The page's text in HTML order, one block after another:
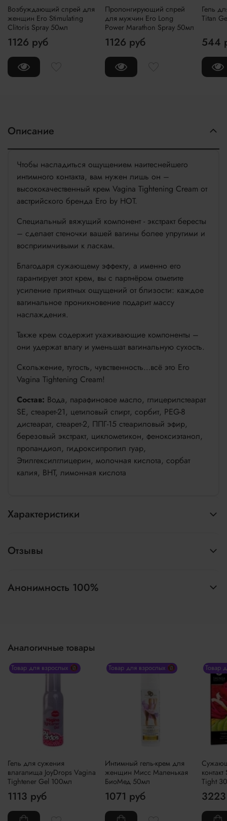
Возбуждающий спрей для
женщин Ero Stimulating
Clitoris Spray 50мл
1126 руб
Пролонгирующий спрей
для мужчин Ero Long
Power Marathon Spray 50мл
1126 руб
Гель
Titan
544
Описание
Чтобы насладиться ощущением наитеснейшего
интимного контакта, вам нужен лишь он –
высококачественный крем Vagina Tightening Cream от
австрийского бренда Ero by HOT.
Специальный вяжущий компонент - экстракт бересты
– сделает стеночки вашей вагины более упругими и
восприимчивыми к ласкам.
Благодаря сужающему эффекту, а именно его
гарантирует этот крем, вы с партнёром отметите
усиление приятных ощущений от близости: каждое
вагинальное проникновение подарит массу
наслаждения.
Также крем содержит ухаживающие компоненты –
они удержат влагу и уменьшат вагинальную сухость.
Скольжение, тугость, чувственность…всё это Ero
Vagina Tightening Cream!
Состав: Вода, парафиновое масло, глицерилстеарат
SE, стеарет-21, цетиловый спирт, сорбит, PEG-8
дистеарат, стеарет-2, ППГ-15 стеариловый эфир,
березовый экстракт, циклометикон, феноксиэтанол,
пропандиол, гидроксипропил гуар,
Этилгексилглицерин, молочная кислота, сорбат
калия, BHT, лимонная кислота
Характеристики
Отзывы
Анонимность 100%
Аналогичные товары
Товар для взрослых 🔞
Гель для сужения
влагалища JoyDrops Vagina
Tightener Gel 100мл
1113 руб
Товар для взрослых 🔞
Интимный гель-крем для
женщин Мисс Маленькая
БиоМед 50мл
1071 руб
Товар
Tight